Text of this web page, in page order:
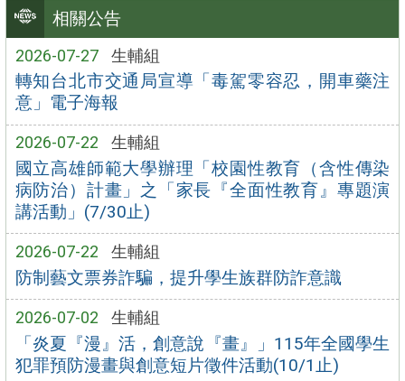
相關公告
2026-07-27 生輔組
轉知台北市交通局宣導「毒駕零容忍，開車藥注
意」電子海報
2026-07-22 生輔組
國立高雄師範大學辦理「校園性教育（含性傳染
病防治）計畫」之「家長『全面性教育』專題演
講活動」(7/30止)
2026-07-22 生輔組
防制藝文票券詐騙，提升學生族群防詐意識
2026-07-02 生輔組
「炎夏『漫』活，創意說『畫』」115年全國學生
犯罪預防漫畫與創意短片徵件活動(10/1止)